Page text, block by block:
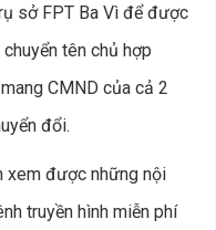
sở FPT Ba Vì để được
tên chủ hợp
CMND của cả 2
đổi.
xem được những nội
truyền hình miễn phí